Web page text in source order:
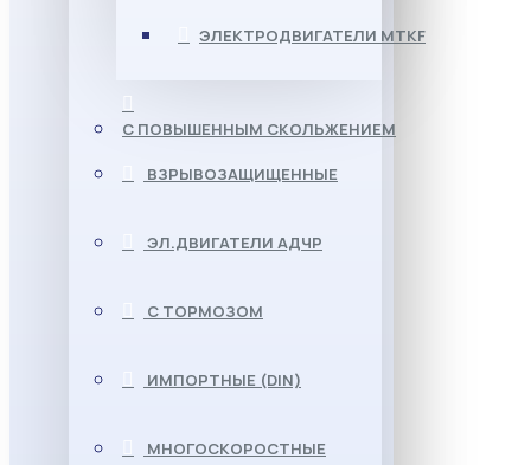
ЭЛЕКТРОДВИГАТЕЛИ MTKF
С ПОВЫШЕННЫМ СКОЛЬЖЕНИЕМ
ВЗРЫВОЗАЩИЩЕННЫЕ
ЭЛ.ДВИГАТЕЛИ АДЧР
С ТОРМОЗОМ
ИМПОРТНЫЕ (DIN)
МНОГОСКОРОСТНЫЕ